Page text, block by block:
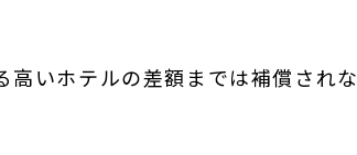
いホテルの差額までは補償されな